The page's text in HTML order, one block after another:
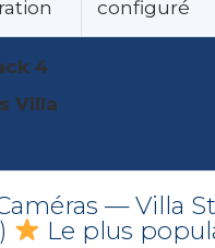
configuré
4
Villa
— Villa
Le plus